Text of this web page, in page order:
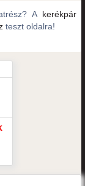
A kerékpár
teszt oldalra!